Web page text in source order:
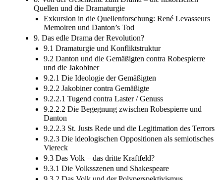
Quellen und die Dramaturgie
Exkursion in die Quellenforschung: René Levasseurs
Memoiren und Danton’s Tod
9. Das edle Drama der Revolution?
9.1 Dramaturgie und Konfliktstruktur
9.2 Danton und die Gemäßigten contra Robespierre
und die Jakobiner
9.2.1 Die Ideologie der Gemäßigten
9.2.2 Jakobiner contra Gemäßigte
9.2.2.1 Tugend contra Laster / Genuss
9.2.2.2 Die Begegnung zwischen Robespierre und
Danton
9.2.2.3 St. Justs Rede und die Legitimation des Terrors
9.2.3 Die ideologischen Oppositionen als semiotisches
Viereck
9.3 Das Volk – das dritte Kraftfeld?
9.3.1 Die Volksszenen und Shakespeare